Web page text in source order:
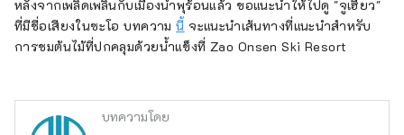
หลังจากเพลิดเพลินกับเมืองน้ำพุร้อนแล้ว ขอแนะนำให้ไปดู "จูเฮียว"
ที่มีชื่อเสียงในซะโอ บทความนี้ จะแนะนำเส้นทางที่แนะนำสำหรับ
การชมต้นไม้ที่ปกคลุมด้วยน้ำแข็งที่ Zao Onsen Ski Resort
บทความโดย